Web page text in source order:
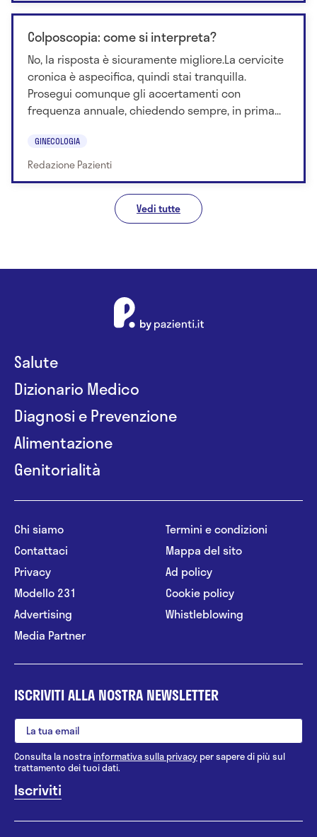
Colposcopia: come si interpreta?
No, la risposta è sicuramente migliore.La cervicite
cronica è aspecifica, quindi stai tranquilla.
Prosegui comunque gli accertamenti con
frequenza annuale, chiedendo sempre, in prima...
GINECOLOGIA
Redazione Pazienti
Vedi tutte
Salute
Dizionario Medico
Diagnosi e Prevenzione
Alimentazione
Genitorialità
Chi siamo
Contattaci
Privacy
Modello 231
Advertising
Media Partner
Termini e condizioni
Mappa del sito
Ad policy
Cookie policy
Whistleblowing
ISCRIVITI ALLA NOSTRA NEWSLETTER
Consulta la nostrainformativa sulla privacy per sapere di più sul
trattamento dei tuoi dati.